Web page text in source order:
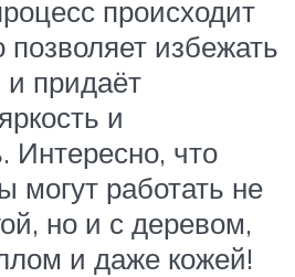
происходит
позволяет избежать
придаёт
и
Интересно, что
могут работать не
но и с деревом,
и даже кожей!